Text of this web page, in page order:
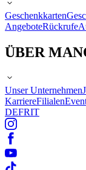
Geschenkkarten
AngeboteRückrufe
ÜBER
Unser Unternehmen
KarriereFilialen
DEFRIT